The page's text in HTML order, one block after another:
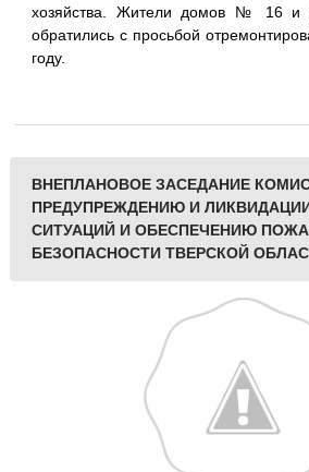
хозяйства. Жители домов № 16 и
обратились с просьбой
году.
ВНЕПЛАНОВОЕ ЗАСЕДАНИЕ
ПРЕДУПРЕЖДЕНИЮ И
СИТУАЦИЙ И ОБЕСПЕЧЕНИЮ
БЕЗОПАСНОСТИ ТВЕРСКОЙ